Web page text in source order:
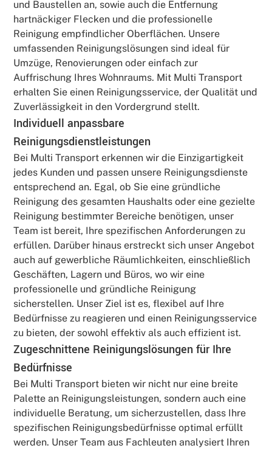
und Baustellen an, sowie auch die Entfernung
hartnäckiger Flecken und die professionelle
Reinigung empfindlicher Oberflächen. Unsere
umfassenden Reinigungslösungen sind ideal für
Umzüge, Renovierungen oder einfach zur
Auffrischung Ihres Wohnraums. Mit Multi Transport
erhalten Sie einen Reinigungsservice, der Qualität und
Zuverlässigkeit in den Vordergrund stellt.
Individuell anpassbare
Reinigungsdienstleistungen
Bei Multi Transport erkennen wir die Einzigartigkeit
jedes Kunden und passen unsere Reinigungsdienste
entsprechend an. Egal, ob Sie eine gründliche
Reinigung des gesamten Haushalts oder eine gezielte
Reinigung bestimmter Bereiche benötigen, unser
Team ist bereit, Ihre spezifischen Anforderungen zu
erfüllen. Darüber hinaus erstreckt sich unser Angebot
auch auf gewerbliche Räumlichkeiten, einschließlich
Geschäften, Lagern und Büros, wo wir eine
professionelle und gründliche Reinigung
sicherstellen. Unser Ziel ist es, flexibel auf Ihre
Bedürfnisse zu reagieren und einen Reinigungsservice
zu bieten, der sowohl effektiv als auch effizient ist.
Zugeschnittene Reinigungslösungen für Ihre
Bedürfnisse
Bei Multi Transport bieten wir nicht nur eine breite
Palette an Reinigungsleistungen, sondern auch eine
individuelle Beratung, um sicherzustellen, dass Ihre
spezifischen Reinigungsbedürfnisse optimal erfüllt
werden. Unser Team aus Fachleuten analysiert Ihren